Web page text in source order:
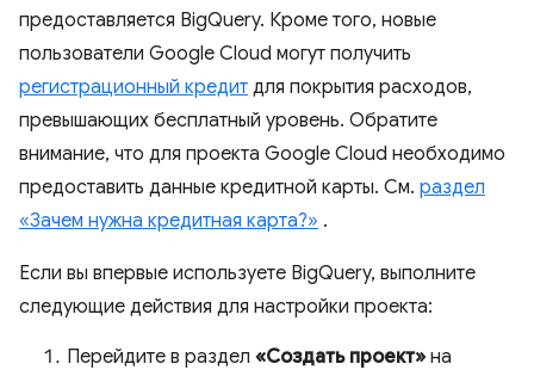
предоставляется BigQuery. Кроме того, новые
пользователи Google Cloud могут получить
регистрационный кредит для покрытия расходов,
превышающих бесплатный уровень. Обратите
внимание, что для проекта Google Cloud необходимо
предоставить данные кредитной карты. См. раздел
«Зачем нужна кредитная карта?» .
Если вы впервые используете BigQuery, выполните
следующие действия для настройки проекта:
Перейдите в раздел «Создать проект» на